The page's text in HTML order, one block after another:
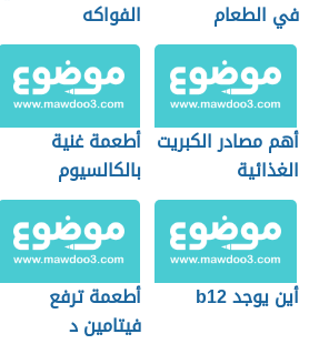
في الطعام
الفواكه
أهم مصادر الكبريت
الغذائية
أطعمة غنية
بالكالسيوم
وفيتامين د
أين يوجد b12
أطعمة ترفع
فيتامين د